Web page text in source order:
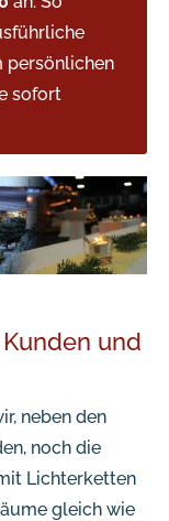
persönlichen
sofort
und
neben den
noch die
Lichterketten
gleich wie